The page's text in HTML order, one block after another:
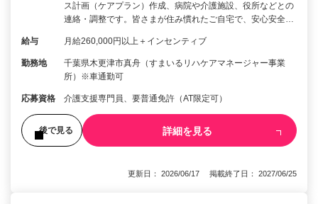
ス計画（ケアプラン）作成、病院や介護施設、役所などとの
連絡・調整です。皆さまが住み慣れたご自宅で、安心安全…
給与 月給260,000円以上＋インセンティブ
勤務地
千葉県木更津市真舟（すまいるリハケアマネージャー事業
所）※車通勤可
応募資格 介護支援専門員、要普通免許（AT限定可）
後で見る 詳細を見る
更新日： 2026/06/17 掲載終了日： 2027/06/25